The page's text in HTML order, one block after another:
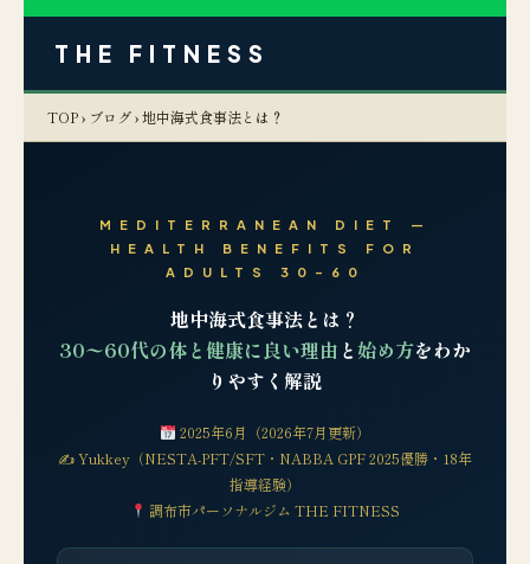
THE FITNESS
TOP› ブログ› 地中海式食事法とは？
MEDITERRANEAN DIET —
HEALTH BENEFITS FOR
ADULTS 30–60
地中海式食事法とは？
30〜60代の体と健康に良い理由 と始め方をわか
りやすく解説
2025年6月（2026年7月更新）
✍ Yukkey（NESTA-PFT/SFT・NABBA GPF 2025優勝・18年
指導経験）
調布市パーソナルジム THE FITNESS